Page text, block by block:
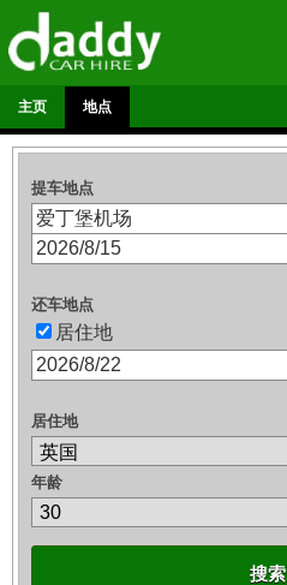
主页 地点
提车地点
还车地点
居住地
居住地
年龄
搜索